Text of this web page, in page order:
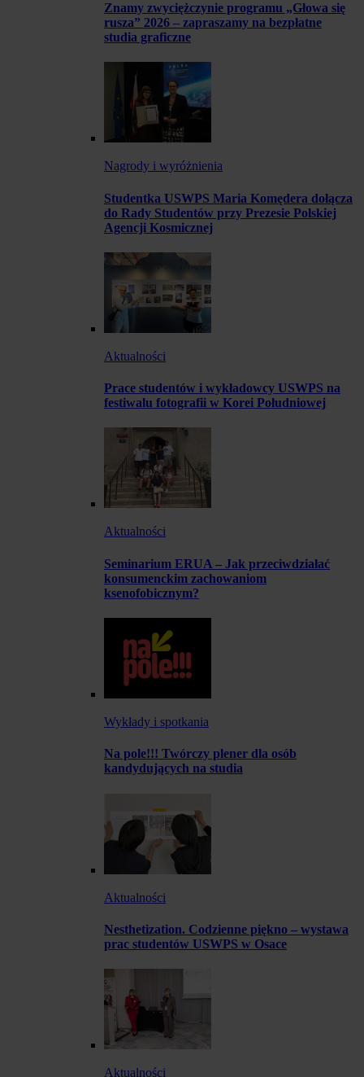
Znamy zwyciężczynie programu „Głowa się
rusza” 2026 – zapraszamy na bezpłatne
studia graficzne
Nagrody i wyróżnienia
Studentka USWPS Maria Komędera dołącza
do Rady Studentów przy Prezesie Polskiej
Agencji Kosmicznej
Aktualności
Prace studentów i wykładowcy USWPS na
festiwalu fotografii w Korei Południowej
Aktualności
Seminarium ERUA – Jak przeciwdziałać
konsumenckim zachowaniom
ksenofobicznym?
Wykłady i spotkania
Na pole!!! Twórczy plener dla osób
kandydujących na studia
Aktualności
Nesthetization. Codzienne piękno – wystawa
prac studentów USWPS w Osace
Aktualności